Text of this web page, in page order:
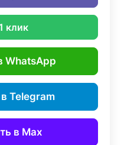
клик
WhatsApp
Telegram
в Max